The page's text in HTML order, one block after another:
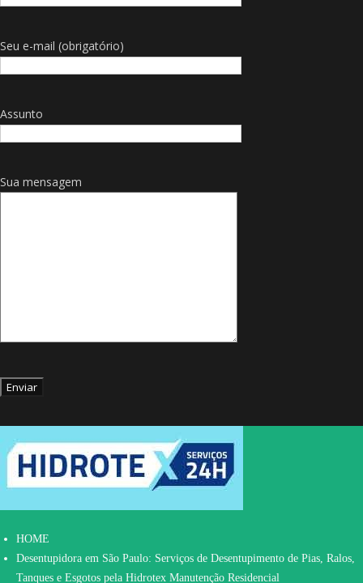
Seu e-mail (obrigatório)
Assunto
Sua mensagem
HOME
Desentupidora em São Paulo: Serviços de Desentupimento de Pias, Ralos,
Tanques e Esgotos pela Hidrotex Manutenção Residencial